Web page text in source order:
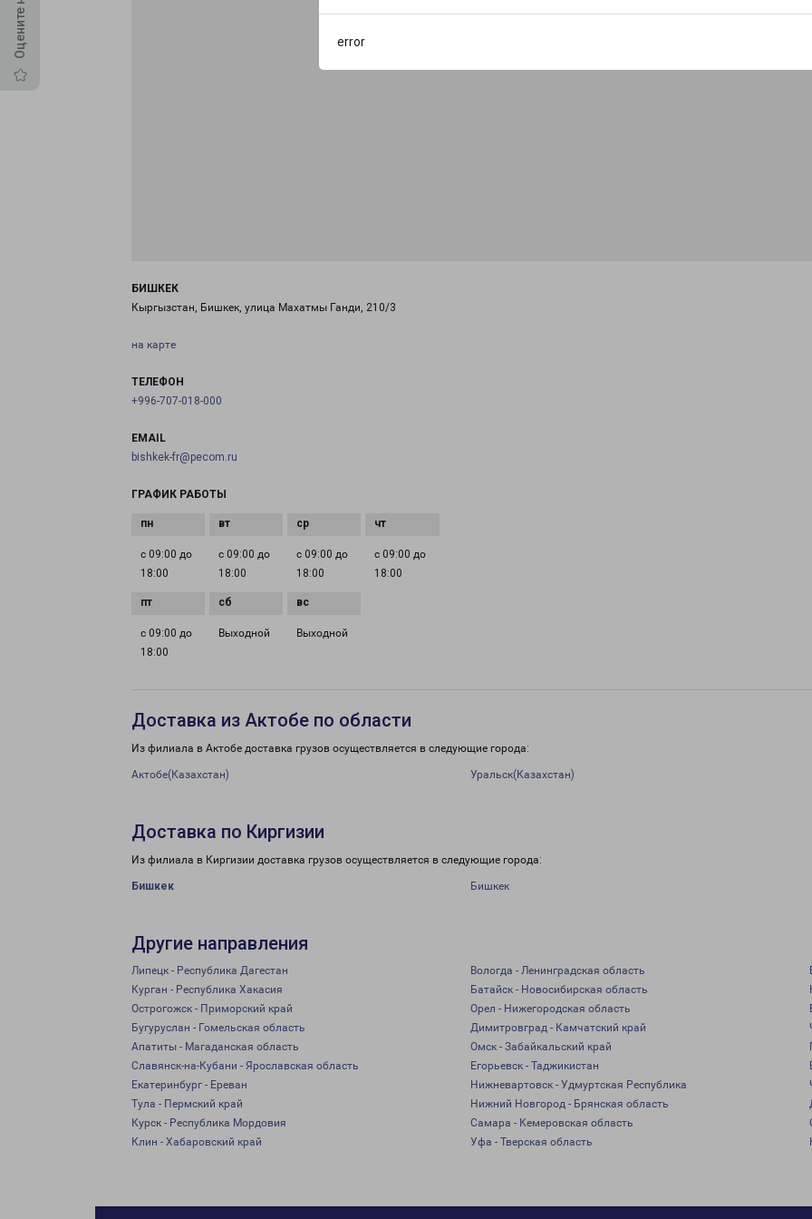
error
БИШКЕК
Кыргызстан, Бишкек, улица Махатмы Ганди, 210/3
на карте
ТЕЛЕФОН
+996-707-018-000
EMAIL
bishkek-fr@pecom.ru
ГРАФИК РАБОТЫ
с 09:00 до
18:00
с 09:00 до
18:00
с 09:00 до
18:00
с 09:00 до
18:00
с 09:00 до
18:00
Выходной Выходной
Доставка из Актобе по области
Из филиала в Актобе доставка грузов осуществляется в следующие города:
Актобе(Казахстан) Уральск(Казахстан)
Доставка по Киргизии
Из филиала в Киргизии доставка грузов осуществляется в следующие города:
Бишкек Бишкек
Другие направления
Липецк - Республика Дагестан Вологда - Ленинградская область
Курган - Республика Хакасия
Батайск - Новосибирская область
Острогожск - Приморский край
Орел - Нижегородская область
Бугуруслан - Гомельская область
Димитровград - Камчатский край
Апатиты - Магаданская область
Омск - Забайкальский край
Славянск-на-Кубани - Ярославская область
Егорьевск - Таджикистан
Екатеринбург - Ереван
Нижневартовск - Удмуртская Республика
Тула - Пермский край
Нижний Новгород - Брянская область
Курск - Республика Мордовия
Самара - Кемеровская область
Клин - Хабаровский край
Уфа - Тверская область